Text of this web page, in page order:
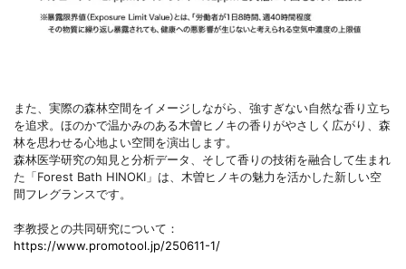
また、実際の森林空間をイメージしながら、強すぎない自然な香り立ち
を追求。ほのかで温かみのある木曽ヒノキの香りがやさしく広がり、森
林を思わせる心地よい空間を演出します。
森林医学研究の知見と分析データ、そして香りの技術を融合して生まれ
た「Forest Bath HINOKI」は、木曽ヒノキの魅力を活かした新しい空
間フレグランスです。
李教授との共同研究について：
https://www.promotool.jp/250611-1/